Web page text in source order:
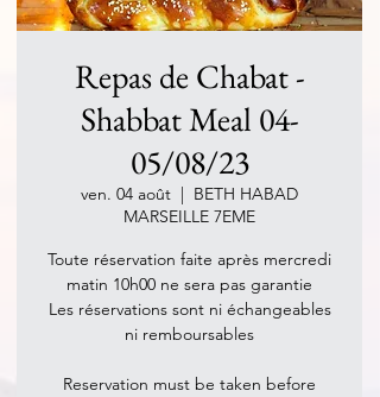
Repas de Chabat -
Shabbat Meal 04-
05/08/23
ven. 04 août
  |
BETH HABAD
MARSEILLE 7EME
Toute réservation faite après mercredi
matin 10h00 ne sera pas garantie
Les réservations sont ni échangeables
ni remboursables
Reservation must be taken before